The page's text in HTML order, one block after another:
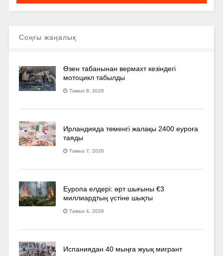
Соңғы жаңалық
Өзен табанынан вермахт кезіндегі
мотоцикл табылды
Тамыз 8, 2026
Ирландияда төменгі жалақы 2400 еуроға
таяды
Тамыз 7, 2026
Еуропа елдері: өрт шығыны €3
миллиардтың үстіне шықты
Тамыз 4, 2026
Испаниядан 40 мыңға жуық мигрант